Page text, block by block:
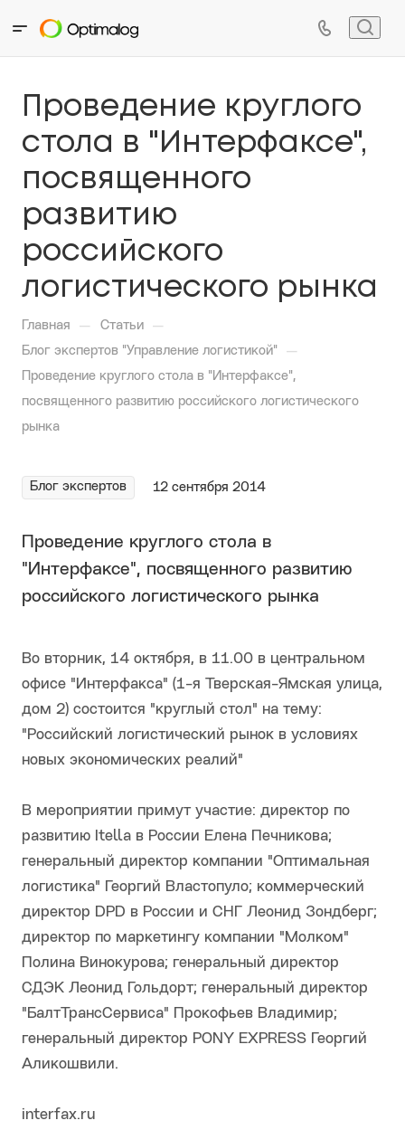
Проведение круглого
стола в "Интерфаксе",
посвященного
развитию
российского
логистического рынка
Главная — Статьи —
Блог экспертов "Управление логистикой" —
Проведение круглого стола в "Интерфаксе",
посвященного развитию российского логистического
рынка
Блог экспертов 12 сентября 2014
Проведение круглого стола в
"Интерфаксе", посвященного развитию
российского логистического рынка
Во вторник, 14 октября, в 11.00 в центральном
офисе "Интерфакса" (1-я Тверская-Ямская улица,
дом 2) состоится "круглый стол" на тему:
"Российский логистический рынок в условиях
новых экономических реалий"
В мероприятии примут участие: директор по
развитию Itella в России Елена Печникова;
генеральный директор компании "Оптимальная
логистика" Георгий Властопуло; коммерческий
директор DPD в России и СНГ Леонид Зондберг;
директор по маркетингу компании "Молком"
Полина Винокурова; генеральный директор
СДЭК Леонид Гольдорт; генеральный директор
"БалтТрансСервиса" Прокофьев Владимир;
генеральный директор PONY EXPRESS Георгий
Аликошвили.
interfax.ru